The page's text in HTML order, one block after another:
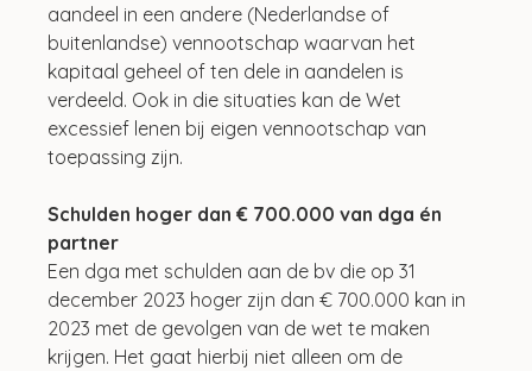
aandeel in een andere (Nederlandse of
buitenlandse) vennootschap waarvan het
kapitaal geheel of ten dele in aandelen is
verdeeld. Ook in die situaties kan de Wet
excessief lenen bij eigen vennootschap van
toepassing zijn.
Schulden hoger dan € 700.000 van dga én
partner
Een dga met schulden aan de bv die op 31
december 2023 hoger zijn dan € 700.000 kan in
2023 met de gevolgen van de wet te maken
krijgen. Het gaat hierbij niet alleen om de